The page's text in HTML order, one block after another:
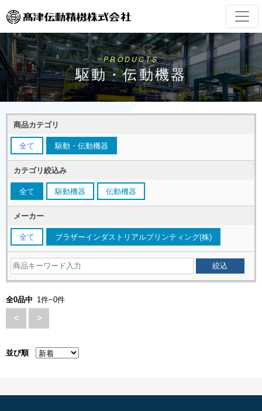
PRODUCTS
駆動・伝動機器
商品カテゴリ
全て 駆動・伝動機器
カテゴリ絞込み
全て 駆動機器 伝動機器
メーカー
全て ブラザーインダストリアルプリンティング(株)
全0品中 1件−0件
< >
並び順